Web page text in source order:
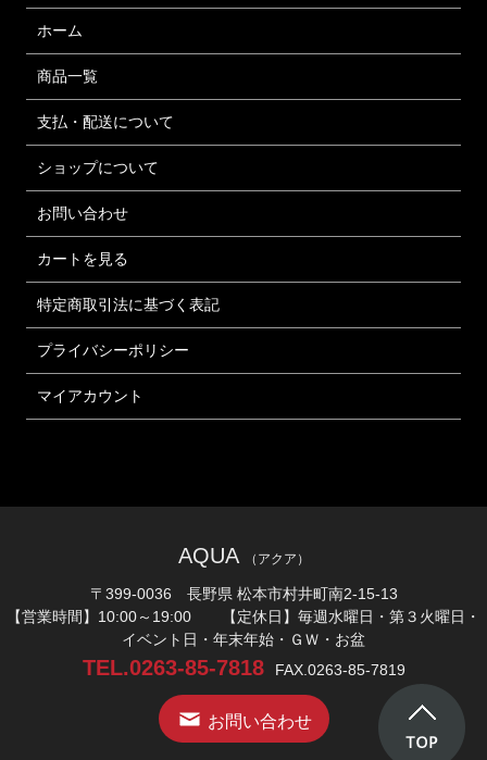
ホーム
商品一覧
支払・配送について
ショップについて
お問い合わせ
カートを見る
特定商取引法に基づく表記
プライバシーポリシー
マイアカウント
AQUA （アクア）
〒399-0036 長野県 松本市村井町南2-15-13
【営業時間】10:00～19:00 【定休日】毎週水曜日・第３火曜日・
イベント日・年末年始・ＧＷ・お盆
TEL.0263-85-7818 FAX.0263-85-7819
お問い合わせ